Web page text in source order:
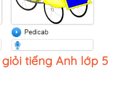
tiếng Anh lớp 5